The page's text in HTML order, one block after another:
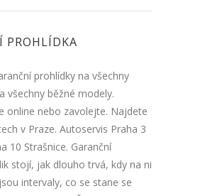
PROHLÍDKA
prohlídky na všechny
všechny běžné modely.
online nebo zavolejte. Najdete
v Praze. Autoservis Praha 3
10 Strašnice. Garanční
stojí, jak dlouho trvá, kdy na ni
intervaly, co se stane se